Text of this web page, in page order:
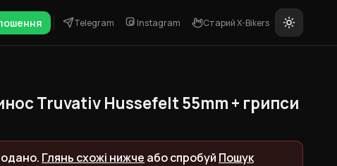
Telegram Instagram Старий X-Bikers
Truvativ Hussefelt 55mm + грипси
Глянь схожі нижче або спробуй Пошук